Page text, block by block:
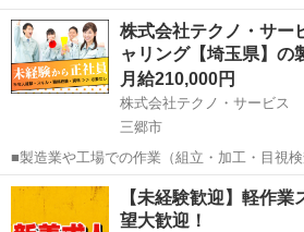
バー 【応募先企業名】瀬戸内陸運株式会社 【雇用形態】正社員 【職
種】ドライバー・宅配 【応募資格】 ・日本
限る【仕事内容】 ※あな...
埼玉 三郷市 ドライバー トラック
株式会社テクノ・サ
ャリング【埼玉県】
月給210,000円
三郷市
■製造業や工場での作業（組立・加工・目視検
体的には・・・ 製品に不備がないか目視チ
してボタン操作などなど 複雑な作業や力仕事はほとんどなく覚えやす
いものばかり！ 未経験の方...
埼玉 三郷市 倉庫管理
【未経験歓迎】軽作
望大歓迎！